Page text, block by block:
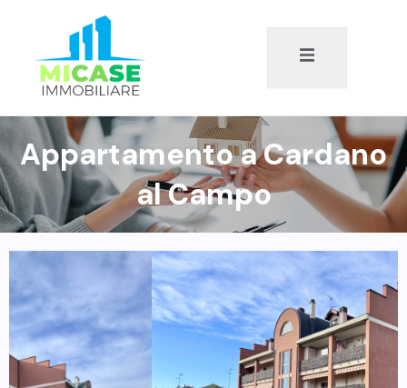
Appartamento a Cardano
al Campo